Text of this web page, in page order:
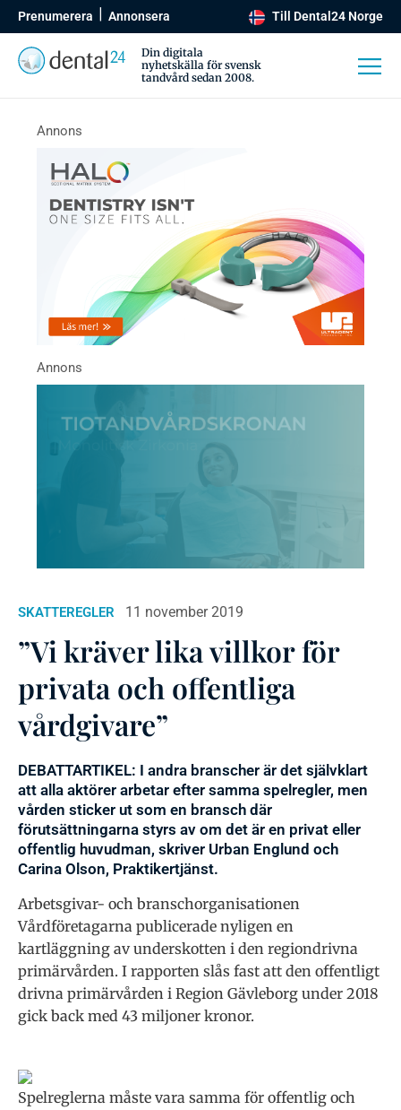
Prenumerera Annonsera Till Dental24 Norge
Din digitala
nyhetskälla för svensk
tandvård sedan 2008.
SKATTEREGLER 11 november 2019
”Vi kräver lika villkor för
privata och offentliga
vårdgivare”
DEBATTARTIKEL: I andra branscher är det självklart
att alla aktörer arbetar efter samma spelregler, men
vården sticker ut som en bransch där
förutsättningarna styrs av om det är en privat eller
offentlig huvudman, skriver Urban Englund och
Carina Olson, Praktikertjänst.
Arbetsgivar- och branschorganisationen
Vårdföretagarna publicerade nyligen en
kartläggning av underskotten i den regiondrivna
primärvården. I rapporten slås fast att den offentligt
drivna primärvården i Region Gävleborg under 2018
gick back med 43 miljoner kronor.
Spelreglerna måste vara samma för offentlig och